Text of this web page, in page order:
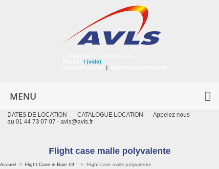
/ (vide)
|
MENU
DATES DE LOCATION CATALOGUE LOCATION
Appelez nous
au 01 44 73 07 07 - avls@avls.fr
Flight case malle polyvalente
Accueil > Flight Case & Baie 19 " > Flight case malle polyvalente